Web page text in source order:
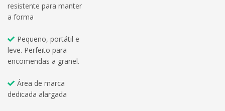
resistente para manter
a forma
Pequeno, portátil e
leve. Perfeito para
encomendas a granel.
Área de marca
dedicada alargada